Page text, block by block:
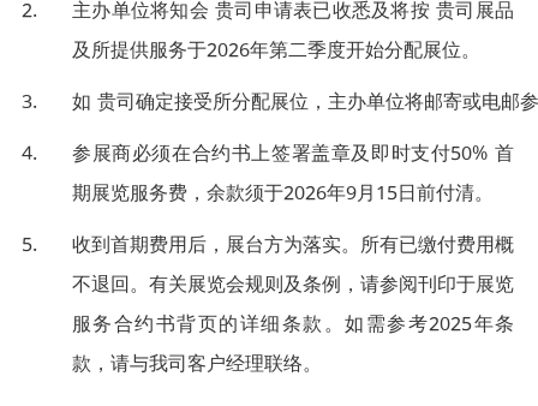
主办单位将知会 贵司申请表已收悉及将按 贵司展品
及所提供服务于2026年第二季度开始分配展位。
如 贵司确定接受所分配展位，主办单位将邮寄或电邮
参展商必须在合约书上签署盖章及即时支付50% 首
期展览服务费，余款须于2026年9月15日前付清。
收到首期费用后，展台方为落实。所有已缴付费用概
不退回。有关展览会规则及条例，请参阅刊印于展览
服务合约书背页的详细条款。如需参考2025年条
款，请与我司客户经理联络。